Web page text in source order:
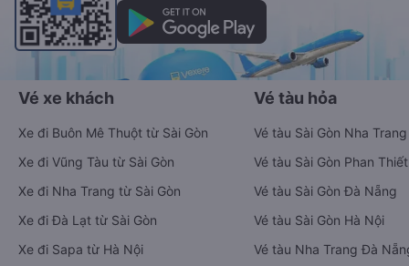
Vé xe khách
Xe đi Buôn Mê Thuột từ Sài Gòn
Xe đi Vũng Tàu từ Sài Gòn
Xe đi Nha Trang từ Sài Gòn
Xe đi Đà Lạt từ Sài Gòn
Xe đi Sapa từ Hà Nội
Vé tàu hỏa
Vé tàu Sài Gòn Nha Trang
Vé tàu Sài Gòn Phan Thiết
Vé tàu Sài Gòn Đà Nẵng
Vé tàu Sài Gòn Hà Nội
Vé tàu Nha Trang Đà